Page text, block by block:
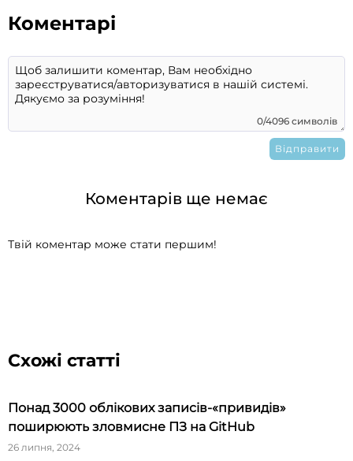
Коментарі
0/4096 символів
Коментарів ще немає
Твій коментар може стати першим!
Схожі статті
Понад 3000 облікових записів-«привидів»
поширюють зловмисне ПЗ на GitHub
26 липня, 2024